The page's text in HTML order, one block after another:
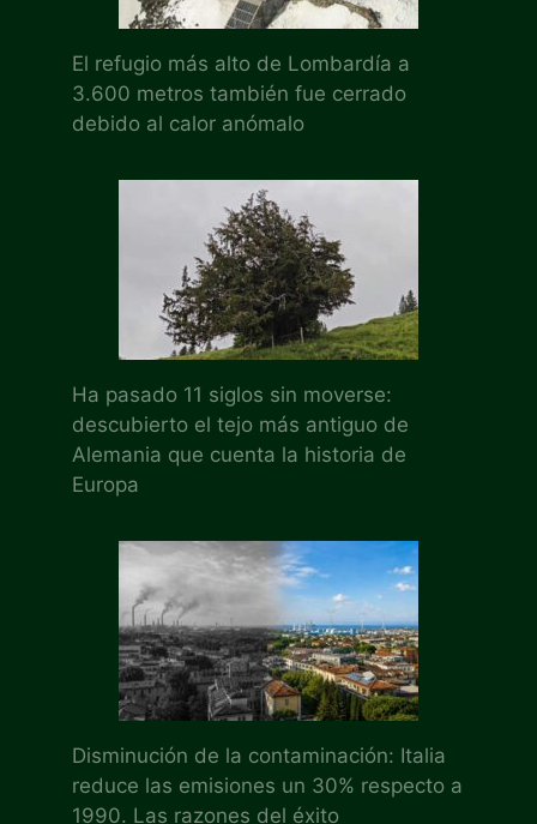
El refugio más alto de Lombardía a
3.600 metros también fue cerrado
debido al calor anómalo
Ha pasado 11 siglos sin moverse:
descubierto el tejo más antiguo de
Alemania que cuenta la historia de
Europa
Disminución de la contaminación: Italia
reduce las emisiones un 30% respecto a
1990. Las razones del éxito